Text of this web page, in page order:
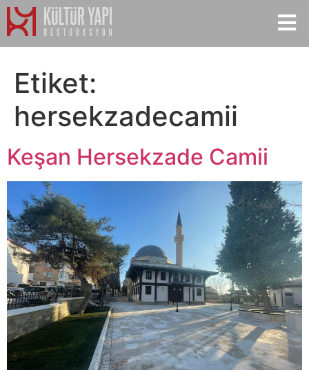
Etiket:
hersekzadecamii
Keşan Hersekzade Camii